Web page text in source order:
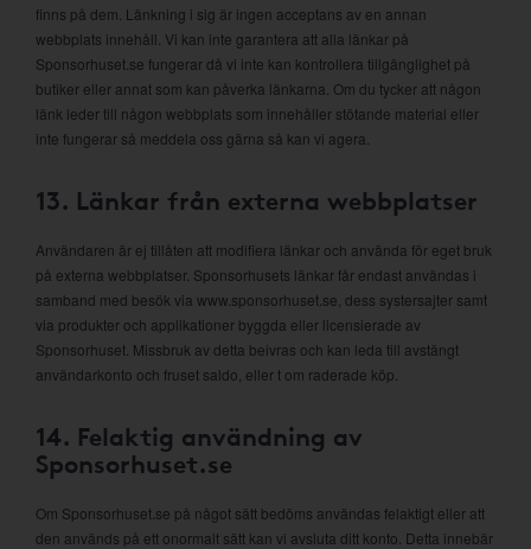
finns på dem. Länkning i sig är ingen acceptans av en annan
webbplats innehåll. Vi kan inte garantera att alla länkar på
Sponsorhuset.se fungerar då vi inte kan kontrollera tillgänglighet på
butiker eller annat som kan påverka länkarna. Om du tycker att någon
länk leder till någon webbplats som innehåller stötande material eller
inte fungerar så meddela oss gärna så kan vi agera.
13. Länkar från externa webbplatser
Användaren är ej tillåten att modifiera länkar och använda för eget bruk
på externa webbplatser. Sponsorhusets länkar får endast användas i
samband med besök via www.sponsorhuset.se, dess systersajter samt
via produkter och applikationer byggda eller licensierade av
Sponsorhuset. Missbruk av detta beivras och kan leda till avstängt
användarkonto och fruset saldo, eller t om raderade köp.
14. Felaktig användning av
Sponsorhuset.se
Om Sponsorhuset.se på något sätt bedöms användas felaktigt eller att
den används på ett onormalt sätt kan vi avsluta ditt konto. Detta innebär